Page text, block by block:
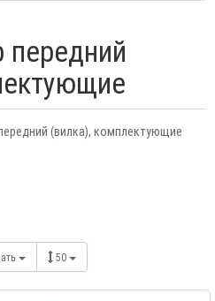
(вилка), комплектующие
50